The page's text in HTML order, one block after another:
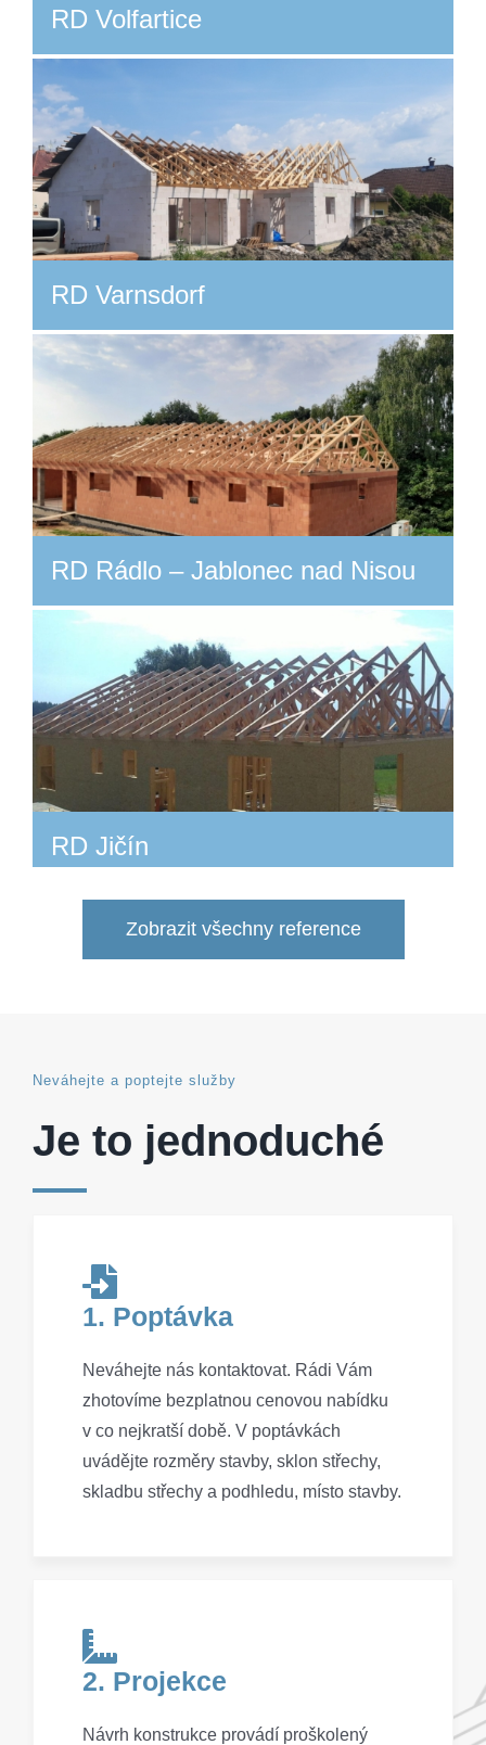
RD Volfartice
RD Varnsdorf
RD Rádlo – Jablonec nad Nisou
RD Jičín
Zobrazit všechny reference
Neváhejte a poptejte služby
Je to jednoduché
1. Poptávka
Neváhejte nás kontaktovat. Rádi Vám
zhotovíme bezplatnou cenovou nabídku
v co nejkratší době. V poptávkách
uvádějte rozměry stavby, sklon střechy,
skladbu střechy a podhledu, místo stavby.
2. Projekce
Návrh konstrukce provádí proškolený